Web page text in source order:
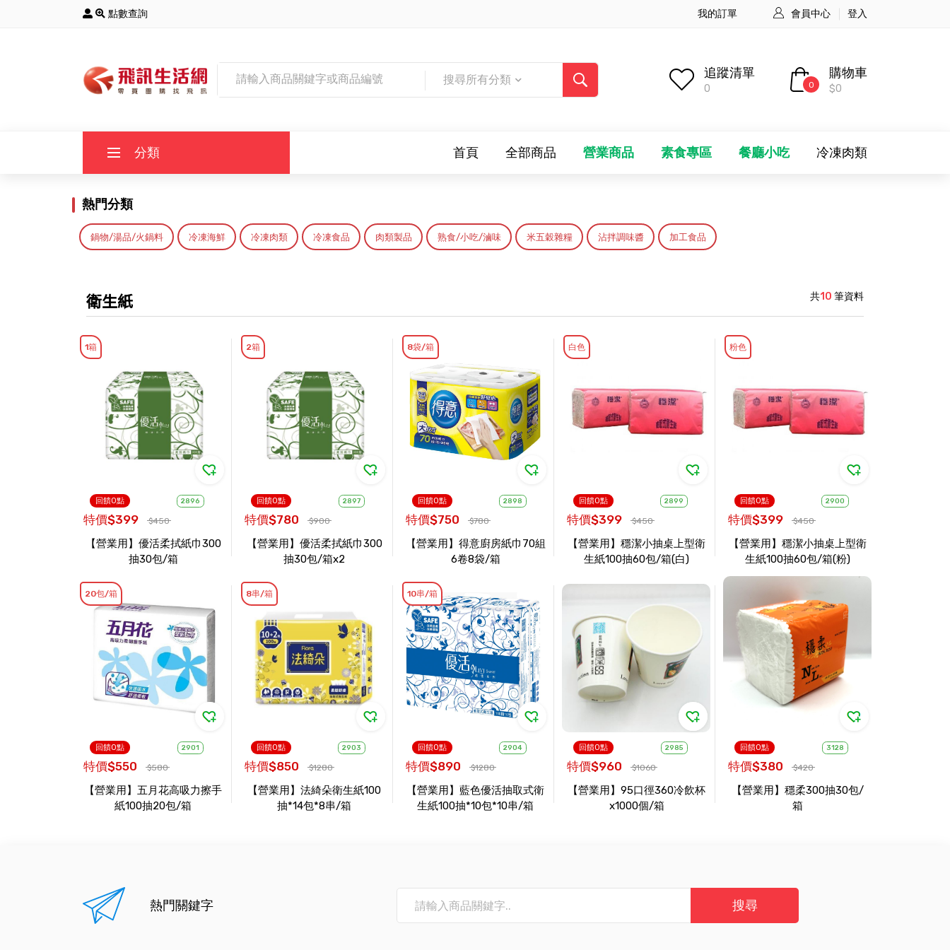
點數查詢 我的訂單 會員中心 登入
搜尋所有分類 追蹤清單
0 0
購物車
$0
分類 首頁 全部商品 營業商品 素食專區 餐廳小吃 冷凍肉類
全部商品
主打商品
熱門分類
鍋物/湯品/火鍋料 冷凍海鮮 冷凍肉類 冷凍食品 肉類製品 熟食/小吃/滷味 米五穀雜糧 沾拌調味醬 加工食品
衛生紙 共10 筆資料
回饋0點 2896
特價$399 $450
【營業用】優活柔拭紙巾300
抽30包/箱
1箱
回饋0點 2897
特價$780 $900
【營業用】優活柔拭紙巾300
抽30包/箱x2
2箱
回饋0點 2898
特價$750 $780
【營業用】得意廚房紙巾70組
6卷8袋/箱
8袋/箱
回饋0點 2899
特價$399 $450
【營業用】穩潔小抽桌上型衛
生紙100抽60包/箱(白)
白色
回饋0點 2900
特價$399 $450
【營業用】穩潔小抽桌上型衛
生紙100抽60包/箱(粉)
粉色
回饋0點 2901
特價$550 $580
【營業用】五月花高吸力擦手
紙100抽20包/箱
20包/箱
回饋0點 2903
特價$850 $1280
【營業用】法綺朵衛生紙100
抽*14包*8串/箱
8串/箱
回饋0點 2904
特價$890 $1280
【營業用】藍色優活抽取式衛
生紙100抽*10包*10串/箱
10串/箱
回饋0點 2985
特價$960 $1060
【營業用】95口徑360冷飲杯
x1000個/箱
回饋0點 3128
特價$380 $420
【營業用】穩柔300抽30包/
箱
熱門關鍵字 搜尋